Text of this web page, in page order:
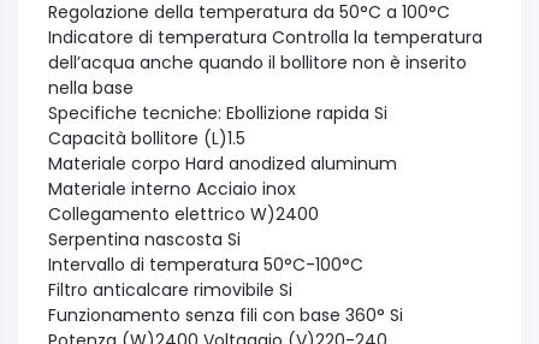
Regolazione della temperatura da 50°C a 100°C
Indicatore di temperatura Controlla la temperatura
dell’acqua anche quando il bollitore non è inserito
nella base
Specifiche tecniche: Ebollizione rapida Si
Capacità bollitore (L)1.5
Materiale corpo Hard anodized aluminum
Materiale interno Acciaio inox
Collegamento elettrico W)2400
Serpentina nascosta Si
Intervallo di temperatura 50°C-100°C
Filtro anticalcare rimovibile Si
Funzionamento senza fili con base 360° Si